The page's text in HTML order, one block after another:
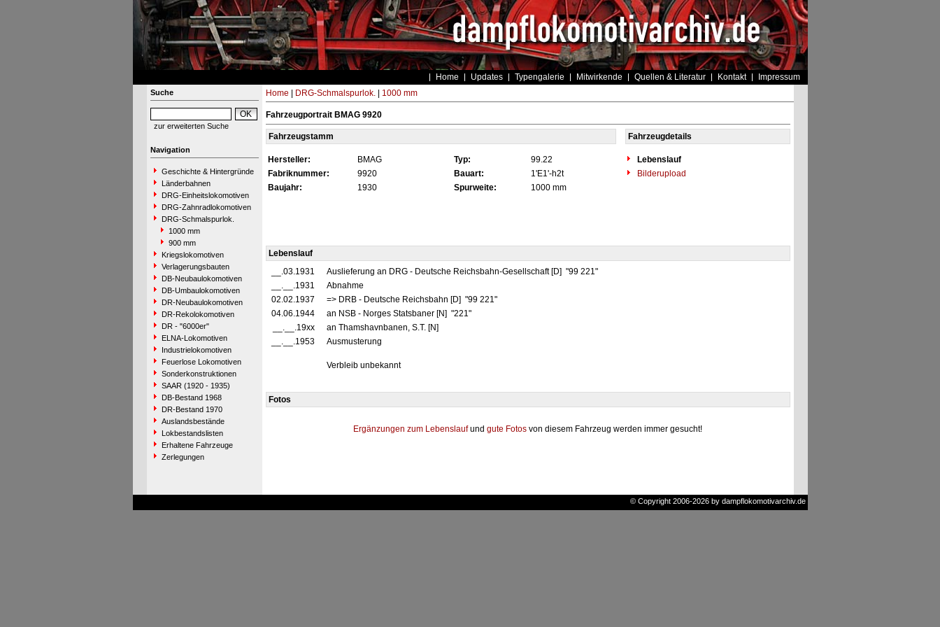
Home Updates Typengalerie Mitwirkende Quellen & Literatur Kontakt Impressum
Suche
zur erweiterten Suche
Navigation
Geschichte & Hintergründe
Länderbahnen
DRG-Einheitslokomotiven
DRG-Zahnradlokomotiven
DRG-Schmalspurlok.
1000 mm
900 mm
Kriegslokomotiven
Verlagerungsbauten
DB-Neubaulokomotiven
DB-Umbaulokomotiven
DR-Neubaulokomotiven
DR-Rekolokomotiven
DR - "6000er"
ELNA-Lokomotiven
Industrielokomotiven
Feuerlose Lokomotiven
Sonderkonstruktionen
SAAR (1920 - 1935)
DB-Bestand 1968
DR-Bestand 1970
Auslandsbestände
Lokbestandslisten
Erhaltene Fahrzeuge
Zerlegungen
Home DRG-Schmalspurlok.| 1000 mm
Fahrzeugportrait BMAG 9920
Fahrzeugstamm Fahrzeugdetails
Hersteller: BMAG Typ: 99.22
Lebenslauf
Fabriknummer:
9920 Bauart: 1'E1'-h2t
Bilderupload
Baujahr:
1930 Spurweite: 1000 mm
Lebenslauf
__.03.1931
Auslieferung an DRG - Deutsche Reichsbahn-Gesellschaft [D] "99 221"
__.__.1931
Abnahme
02.02.1937
=> DRB - Deutsche Reichsbahn [D] "99 221"
04.06.1944
an NSB - Norges Statsbaner [N] "221"
__.__.19xx
an Thamshavnbanen, S.T. [N]
__.__.1953
Ausmusterung
Verbleib unbekannt
Fotos
Ergänzungen zum Lebenslaufund gute Fotos von diesem Fahrzeug werden immer gesucht!
© Copyright 2006-2026 by dampflokomotivarchiv.de